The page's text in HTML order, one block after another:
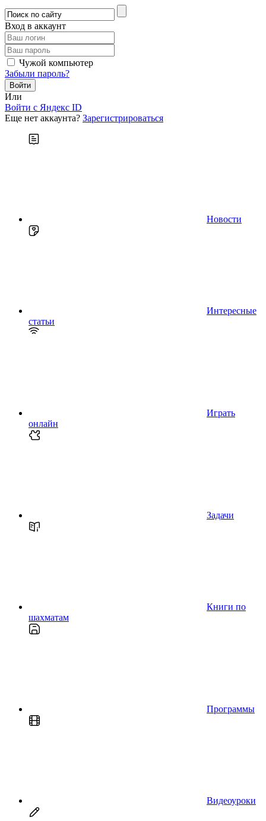
Вход в аккаунт
Чужой компьютер
Забыли пароль?
Или
Войти c Яндекс ID
Еще нет аккаунта? Зарегистрироваться
Новости
Интересные
статьи
Играть
онлайн
Задачи
Книги по
шахматам
Программы
Видеоуроки